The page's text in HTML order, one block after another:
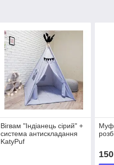
Вігвам "Індіанець сірий" +
система антискладання
KatyPuf
150